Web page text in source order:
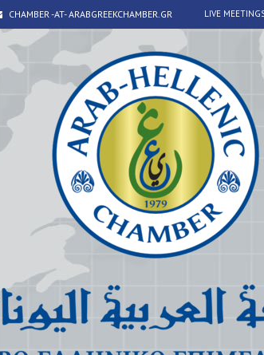
CHAMBER -AT- ARABGREEKCHAMBER.GR LIVE